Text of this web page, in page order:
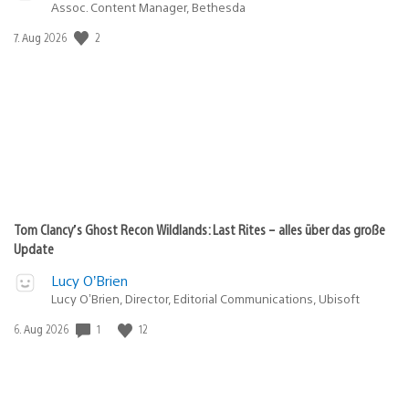
Assoc. Content Manager, Bethesda
Veröffentlichungsdatum:
7. Aug 2026 2
Tom Clancy’s Ghost Recon Wildlands: Last Rites – alles über das große
Update
Lucy O’Brien
Lucy O’Brien, Director, Editorial Communications, Ubisoft
Veröffentlichungsdatum:
6. Aug 2026 1 12